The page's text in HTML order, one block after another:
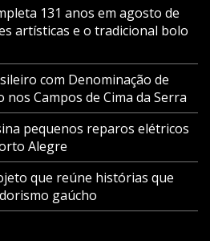
131 anos em agosto de
artísticas e o tradicional bolo
com Denominação de
Campos de Cima da Serra
pequenos reparos elétricos
Alegre
que reúne histórias que
gaúcho